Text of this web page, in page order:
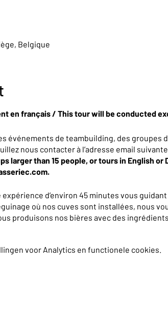
Belgique
en français / This tour will be conducted
événements de teambuilding, des groupes
nous contacter à l’adresse email
larger than 15 people, or tours in English or
d’environ 45 minutes vous
où nos cuves sont installées, nous
produisons nos bières avec des
voor Analytics en functionele cookies.